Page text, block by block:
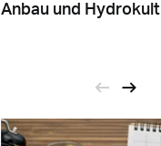
Anbau und